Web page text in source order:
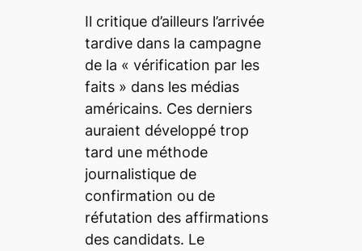
Il critique d’ailleurs l’arrivée
tardive dans la campagne
de la « vérification par les
faits» dans les médias
américains. Ces derniers
auraient développé trop
tard une méthode
journalistique de
confirmation ou de
réfutation des affirmations
des candidats. Le